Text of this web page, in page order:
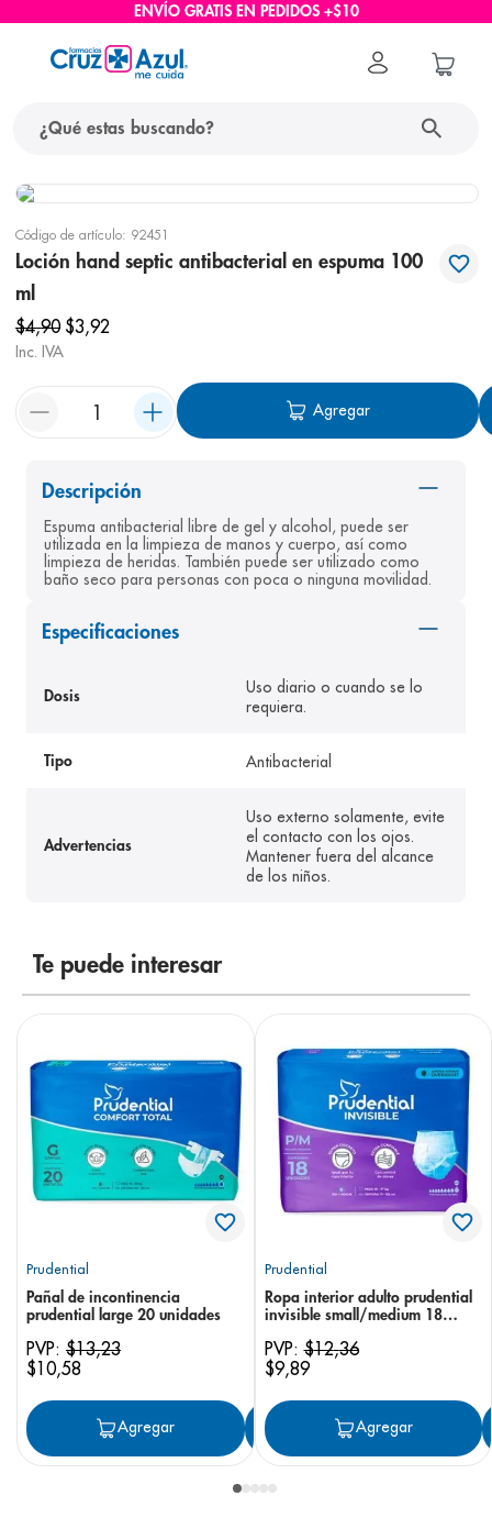
ENVÍO GRATIS EN PEDIDOS +$10
Código de artículo: 92451
Loción hand septic antibacterial en espuma 100
ml
$4,90 $3,92
Inc. IVA
Agregar
Descripción
Espuma antibacterial libre de gel y alcohol, puede ser
utilizada en la limpieza de manos y cuerpo, así como
limpieza de heridas. También puede ser utilizado como
baño seco para personas con poca o ninguna movilidad.
Especificaciones
Dosis
Uso diario o cuando se lo
requiera.
Tipo Antibacterial
Advertencias
Uso externo solamente, evite
el contacto con los ojos.
Mantener fuera del alcance
de los niños.
Te puede interesar
Prudential
Pañal de incontinencia
prudential large 20 unidades
PVP: $13,23
$10,58
Agregar Agregar
Prudential
Ropa interior adulto prudential
invisible small/medium 18
PVP:$12,36
$9,89
Agregar
términos más buscados
protector solar
3. eucerin
4 .
nivea
6. shampoo
bioderma
8
9. pediasure
desodorante